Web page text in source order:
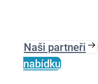
Naši partneři
nabídku